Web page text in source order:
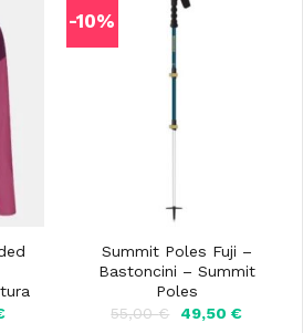
Il
-10%
Summit Poles Fuji –
Bastoncini – Summit
Poles
55,00€
Il
prezzo
49,50 €Il